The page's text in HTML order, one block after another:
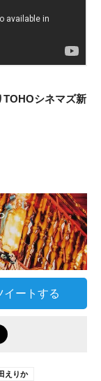
TOHOシネマズ新
イートする
えりか